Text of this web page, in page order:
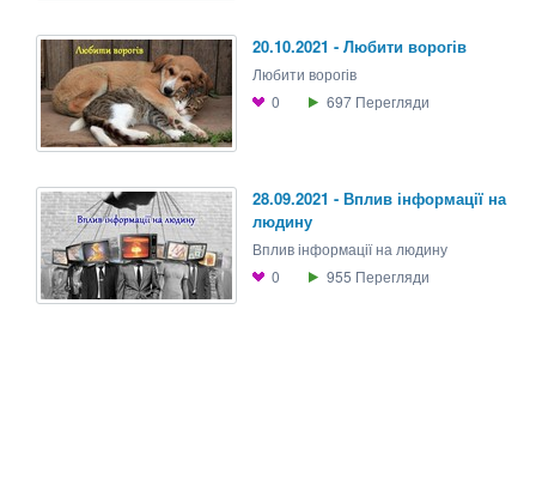
20.10.2021 - Любити ворогів
Любити ворогів
0
697 Перегляди
28.09.2021 - Вплив інформації на
людину
Вплив інформації на людину
0
955 Перегляди